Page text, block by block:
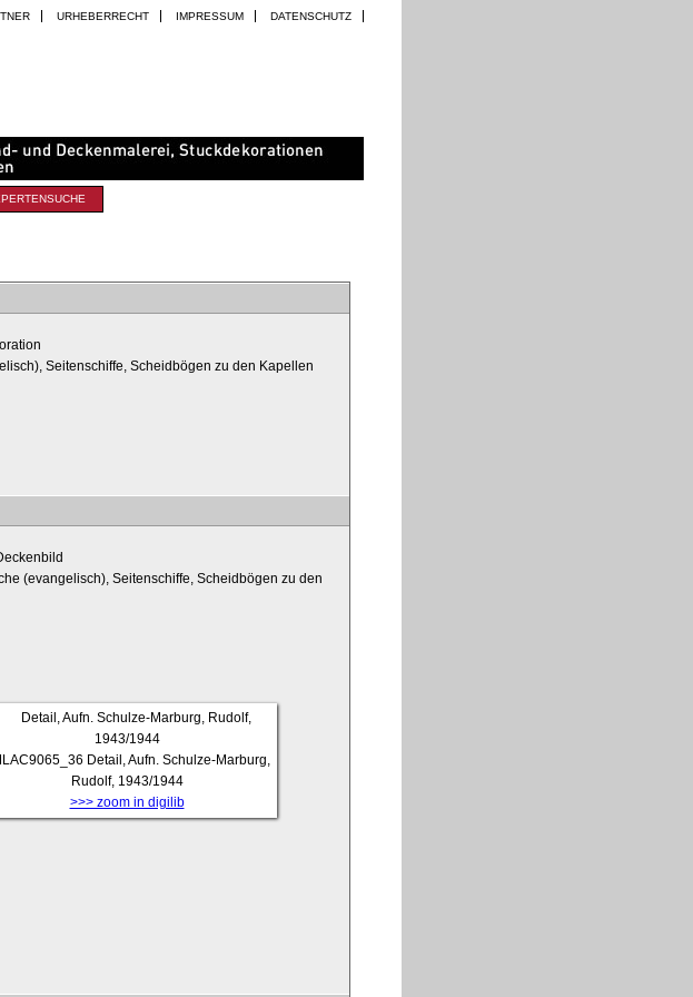
URHEBERRECHT IMPRESSUM DATENSCHUTZ
Seitenschiffe, Scheidbögen zu den Kapellen
(evangelisch), Seitenschiffe, Scheidbögen zu den
Detail, Aufn. Schulze-Marburg,
Rudolf, 1943/1944
>>> zoom in digilib